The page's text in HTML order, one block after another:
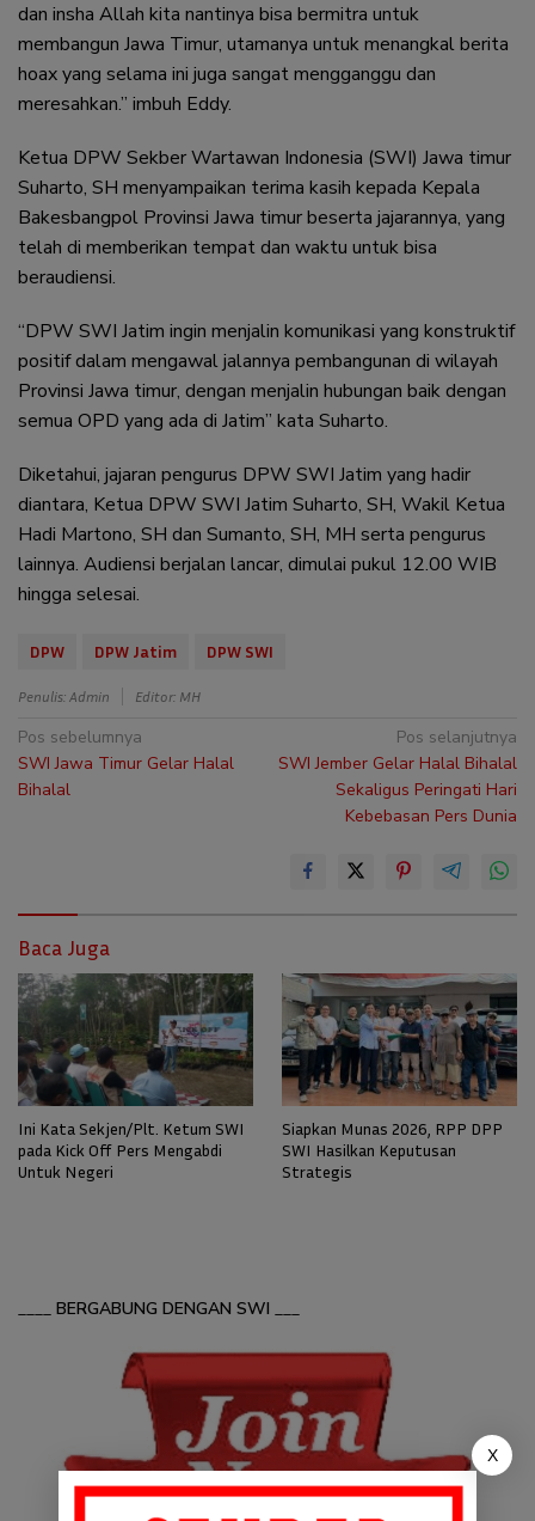
dan insha Allah kita nantinya bisa bermitra untuk
membangun Jawa Timur, utamanya untuk menangkal berita
hoax yang selama ini juga sangat mengganggu dan
meresahkan.” imbuh Eddy.
Ketua DPW Sekber Wartawan Indonesia (SWI) Jawa timur
Suharto, SH menyampaikan terima kasih kepada Kepala
Bakesbangpol Provinsi Jawa timur beserta jajarannya, yang
telah di memberikan tempat dan waktu untuk bisa
beraudiensi.
“DPW SWI Jatim ingin menjalin komunikasi yang konstruktif
positif dalam mengawal jalannya pembangunan di wilayah
Provinsi Jawa timur, dengan menjalin hubungan baik dengan
semua OPD yang ada di Jatim” kata Suharto.
Diketahui, jajaran pengurus DPW SWI Jatim yang hadir
diantara, Ketua DPW SWI Jatim Suharto, SH, Wakil Ketua
Hadi Martono, SH dan Sumanto, SH, MH serta pengurus
lainnya. Audiensi berjalan lancar, dimulai pukul 12.00 WIB
hingga selesai.
DPW DPW Jatim DPW SWI
Penulis: Admin Editor: MH
Navigasi
pos
Pos sebelumnya
SWI Jawa Timur Gelar Halal
Bihalal
Pos selanjutnya
SWI Jember Gelar Halal Bihalal
Sekaligus Peringati Hari
Kebebasan Pers Dunia
Baca Juga
Ini Kata Sekjen/Plt. Ketum SWI
pada Kick Off Pers Mengabdi
Untuk Negeri
Siapkan Munas 2026, RPP DPP
SWI Hasilkan Keputusan
Strategis
____ BERGABUNG DENGAN SWI ___
X